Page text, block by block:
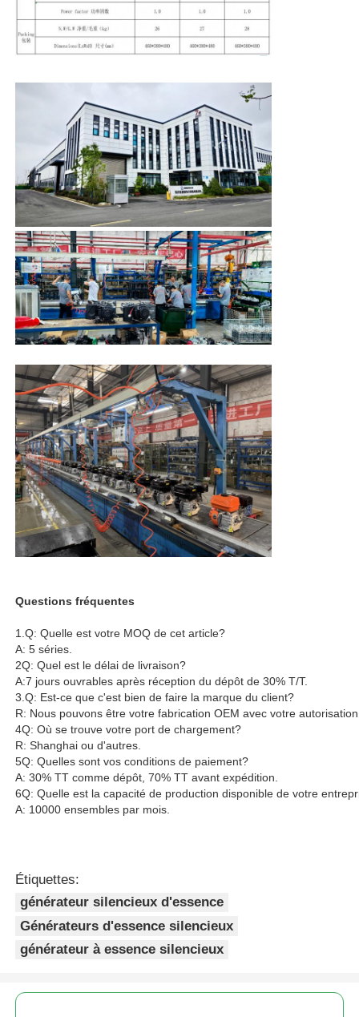
groupe électrogène de cng
Véhicule d'éclairage mobile
Questions fréquentes
1.Q: Quelle est votre MOQ de cet article?
A: 5 séries.
2Q: Quel est le délai de livraison?
A:7 jours ouvrables après réception du dépôt de 30% T/T.
3.Q: Est-ce que c'est bien de faire la marque du client?
R: Nous pouvons être votre fabrication OEM avec votre
4Q: Où se trouve votre port de chargement?
R: Shanghai ou d'autres.
5Q: Quelles sont vos conditions de paiement?
A: 30% TT comme dépôt, 70% TT avant expédition.
6Q: Quelle est la capacité de production disponible de votre
A: 10000 ensembles par mois.
Étiquettes:
générateur silencieux d'essence
Générateurs d'essence silencieux
générateur à essence silencieux